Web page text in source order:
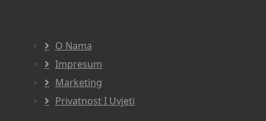
O Nama
Impresum
Marketing
Privatnost I Uvjeti